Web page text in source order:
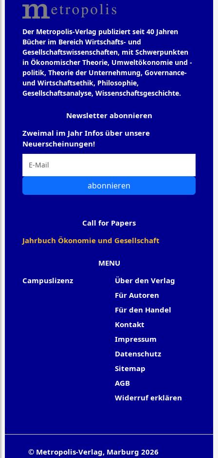
Der Metropolis-Verlag publiziert seit 40 Jahren
Bücher im Bereich Wirtschafts- und
Gesellschaftswissenschaften, mit Schwerpunkten
in Ökonomischer Theorie, Umweltökonomie und -
politik, Theorie der Unternehmung, Governance-
und Wirtschaftsethik, Philosophie,
Gesellschaftsanalyse, Wissenschaftsgeschichte.
MENU
Campuslizenz
Über den Verlag
Für Autoren
Für den Handel
Kontakt
Impressum
Datenschutz
Sitemap
AGB
Widerruf erklären
Newsletter abonnieren
Zweimal im Jahr Infos über unsere
Neuerscheinungen!
abonnieren
Call for Papers
Jahrbuch Ökonomie und Gesellschaft
© Metropolis-Verlag, Marburg 2026